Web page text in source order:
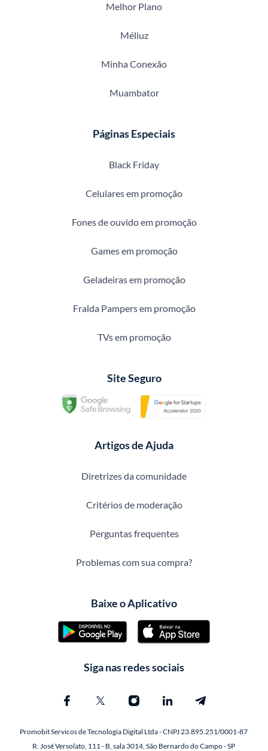
Melhor Plano
Méliuz
Minha Conexão
Muambator
Páginas Especiais
Black Friday
Celulares em promoção
Fones de ouvido em promoção
Games em promoção
Geladeiras em promoção
Fralda Pampers em promoção
TVs em promoção
Site Seguro
Artigos de Ajuda
Diretrizes da comunidade
Critérios de moderação
Perguntas frequentes
Problemas com sua compra?
Baixe o Aplicativo
Siga nas redes sociais
Promobit Servicos de Tecnologia Digital Ltda - CNPJ 23.895.251/0001-87
R. José Versolato, 111 - B, sala 3014, São Bernardo do Campo - SP